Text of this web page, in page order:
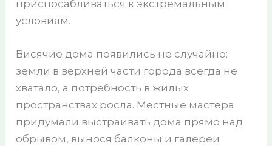
приспосабливаться к экстремальным
условиям.
Висячие дома появились не случайно:
земли в верхней части города всегда не
хватало, а потребность в жилых
пространствах росла. Местные мастера
придумали выстраивать дома прямо над
обрывом, вынося балконы и галереи